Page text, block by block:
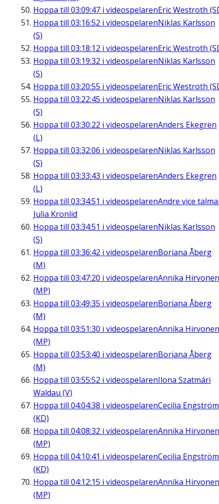
Hoppa till 03:09:47 i videospelarenEric Westroth
Hoppa till 03:16:52 i videospelarenNiklas Karlsson
(S)
Hoppa till 03:18:12 i videospelarenEric Westroth
Hoppa till 03:19:32 i videospelarenNiklas Karlsson
(S)
Hoppa till 03:20:55 i videospelarenEric Westroth
Hoppa till 03:22:45 i videospelarenNiklas Karlsson
(S)
Hoppa till 03:30:22 i videospelarenAnders Ekegren
(L)
Hoppa till 03:32:06 i videospelarenNiklas Karlsson
(S)
Hoppa till 03:33:43 i videospelarenAnders Ekegren
(L)
Hoppa till 03:34:51 i videospelarenAndre vice
Julia Kronlid
Hoppa till 03:34:51 i videospelarenNiklas Karlsson
(S)
Hoppa till 03:36:42 i videospelarenBoriana Åberg
(M)
Hoppa till 03:47:20 i videospelarenAnnika Hirvonen
(MP)
Hoppa till 03:49:35 i videospelarenBoriana Åberg
(M)
Hoppa till 03:51:30 i videospelarenAnnika Hirvonen
(MP)
Hoppa till 03:53:40 i videospelarenBoriana Åberg
(M)
Hoppa till 03:55:52 i videospelarenIlona Szatmári
Waldau (V)
Hoppa till 04:04:38 i videospelarenCecilia Engström
(KD)
Hoppa till 04:08:32 i videospelarenAnnika Hirvonen
(MP)
Hoppa till 04:10:41 i videospelarenCecilia Engström
(KD)
Hoppa till 04:12:15 i videospelarenAnnika Hirvonen
(MP)